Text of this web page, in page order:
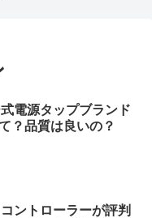
電源タップブランド
？品質は良いの？
ントローラーが評判